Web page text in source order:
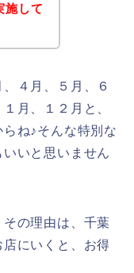
施して
４月、５月、６
月、１２月と、
ね♪そんな特別な
いと思いません
の理由は、千葉
にいくと、お得